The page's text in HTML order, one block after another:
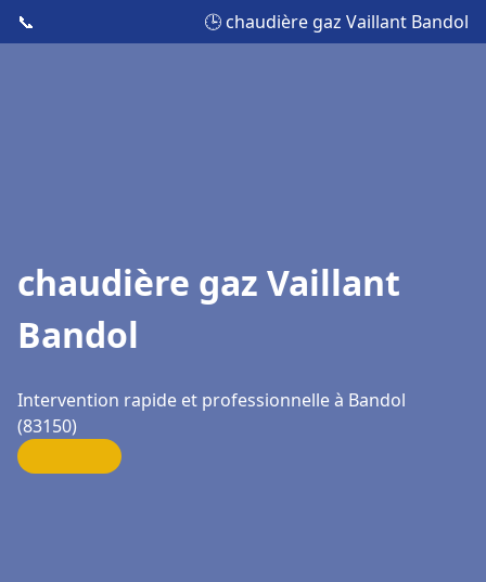
📞 🕒 chaudière gaz Vaillant Bandol
chaudière gaz Vaillant
Bandol
Intervention rapide et professionnelle à Bandol
(83150)